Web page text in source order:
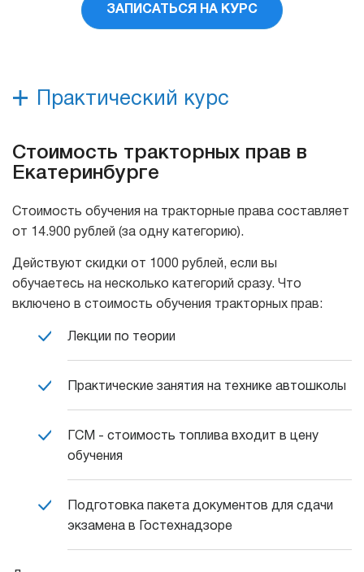
ЗАПИСАТЬСЯ НА КУРС
Практический курс
Стоимость тракторных прав в
Екатеринбурге
Стоимость обучения на тракторные права составляет
от 14.900 рублей (за одну категорию).
Действуют скидки от 1000 рублей, если вы
обучаетесь на несколько категорий сразу. Что
включено в стоимость обучения тракторных прав:
Лекции по теории
Практические занятия на технике автошколы
ГСМ - стоимость топлива входит в цену
обучения
Подготовка пакета документов для сдачи
экзамена в Гостехнадзоре